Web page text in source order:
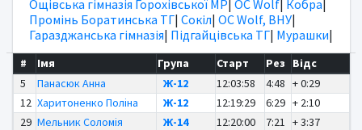
Ощівська гімназія Горохівської МР| OC Wolf| Кобра|
Промінь Боратинська ТГ| Сокіл| OC Wolf, ВНУ|
Гаразджанська гімназія| Підгайцівська ТГ| Мурашки|
# Імя Група Старт Рез
Відс
5
Панасюк Анна Ж-12 12:03:58 4:48 + 0:29
12 Харитоненко Поліна Ж-12 12:19:29 6:29 + 2:10
29 Мельник Соломія Ж-14 12:20:00 7:21 + 3:37